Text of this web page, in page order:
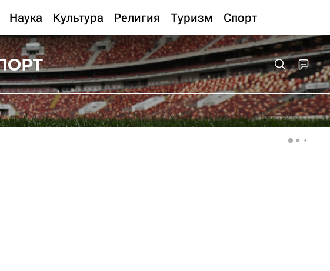
Наука Культура Религия Туризм Спорт